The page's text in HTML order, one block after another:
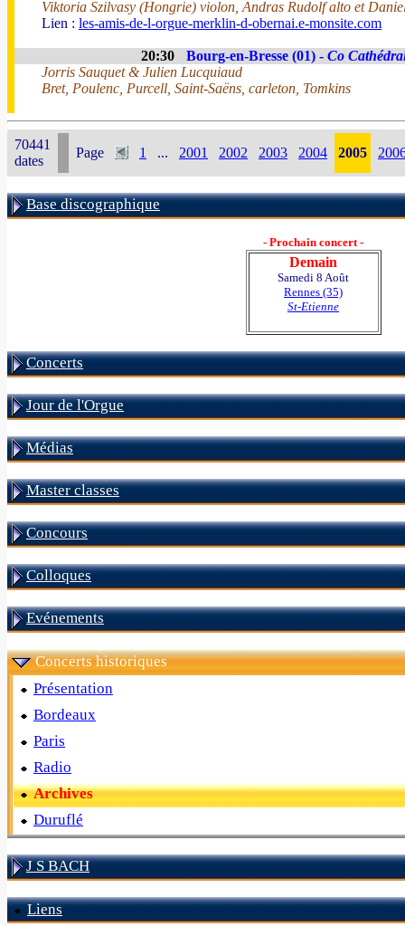
Viktoria Szilvasy (Hongrie) violon, Andras Rudolf alto et
Lien : les-amis-de-l-orgue-merklin-d-obernai.e-monsite.com
20:30 Bourg-en-Bresse (01) - Co
Jorris Sauquet & Julien Lucquiaud
Bret, Poulenc, Purcell, Saint-Saëns, carleton, Tomkins
70441
dates
Page 1 ... 2001 2002 2003 2004 2005
Base discographique
- Prochain concert -
Demain
Samedi 8 Août
Rennes (35)
St-Etienne
Concerts
Jour de l'Orgue
Médias
Master classes
Concours
Colloques
Evénements
Concerts historiques
Présentation
Bordeaux
Paris
Radio
Archives
Duruflé
J S BACH
Liens